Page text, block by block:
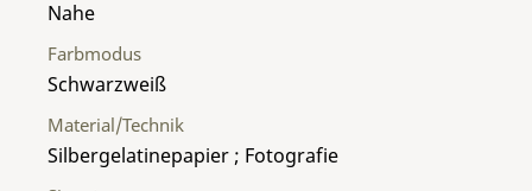
Material/Technik
Silbergelatinepapier ; Fotografie
Nahe
Farbmodus
Schwarzweiß